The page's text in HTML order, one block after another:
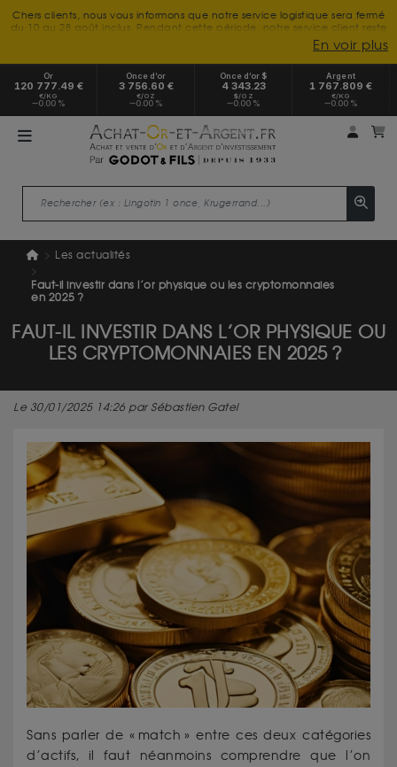
Chers clients, nous vous informons que notre service logistique sera fermé
du 10 au 28 août inclus. Pendant cette période, notre service client reste
à votre disposition tout l'été. Vous pouvez nous joindre du lundi au
vendredi, de 9h30 à 18h, pour toute demande d'information.
Nous vous remercions de votre compréhension et vous souhaitons un
excellent été.
En voir plus
Or
120 777.49 €
€/KG
0.00 %
Once d’or
3 756.60 €
€/OZ
0.00 %
Once d’or $
4 343.23
$/OZ
0.00 %
Argent
1 767.809 €
€/KG
0.00 %
Mon
Les actualités
Faut-il investir dans l’or physique ou les cryptomonnaies
en 2025 ?
FAUT-IL INVESTIR DANS L’OR PHYSIQUE OU
LES CRYPTOMONNAIES EN 2025 ?
Le 30/01/2025 14:26 par Sébastien Gatel
Sans parler de « match » entre ces deux catégories
d’actifs, il faut néanmoins comprendre que l’on